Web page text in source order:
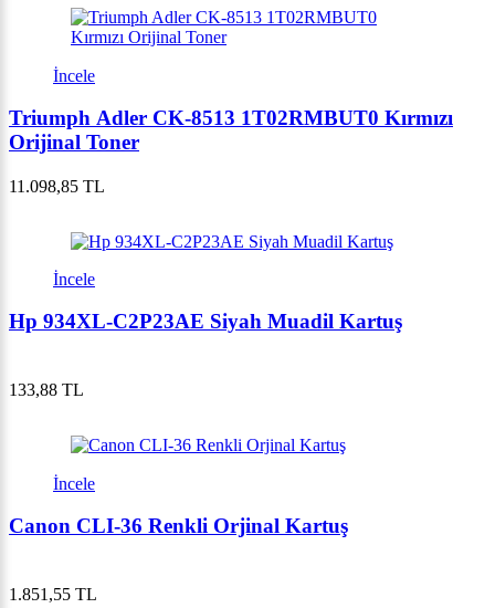
İncele
Triumph Adler CK-8513 1T02RMBUT0 Kırmızı
Orijinal Toner
11.098,85 TL
İncele
Hp 934XL-C2P23AE Siyah Muadil Kartuş
133,88 TL
İncele
Canon CLI-36 Renkli Orjinal Kartuş
1.851,55 TL